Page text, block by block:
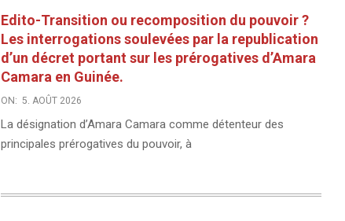
Edito-Transition ou recomposition du pouvoir ?
Les interrogations soulevées par la republication
d’un décret portant sur les prérogatives d’Amara
Camara en Guinée.
ON: 5. AOÛT 2026
La désignation d’Amara Camara comme détenteur des
principales prérogatives du pouvoir, à